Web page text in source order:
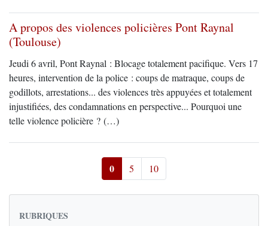
A propos des violences policières Pont Raynal
(Toulouse)
Jeudi 6 avril, Pont Raynal : Blocage totalement pacifique. Vers 17
heures, intervention de la police : coups de matraque, coups de
godillots, arrestations... des violences très appuyées et totalement
injustifiées, des condamnations en perspective... Pourquoi une
telle violence policière ? (…)
0 5 10
RUBRIQUES